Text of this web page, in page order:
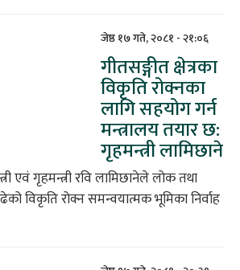
जेष्ठ १७ गते, २०८१ - २१:०६
गीतसङ्गीत क्षेत्रका
विकृति रोक्नका
लागि सहयोग गर्न
मन्त्रालय तयार छ:
गृहमन्त्री लामिछाने
एवं गृहमन्त्री रवि लामिछानेले लोक तथा
विकृति रोक्न समन्वयात्मक भूमिका निर्वाह